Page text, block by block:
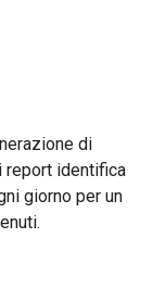
di
report identifica
giorno per un